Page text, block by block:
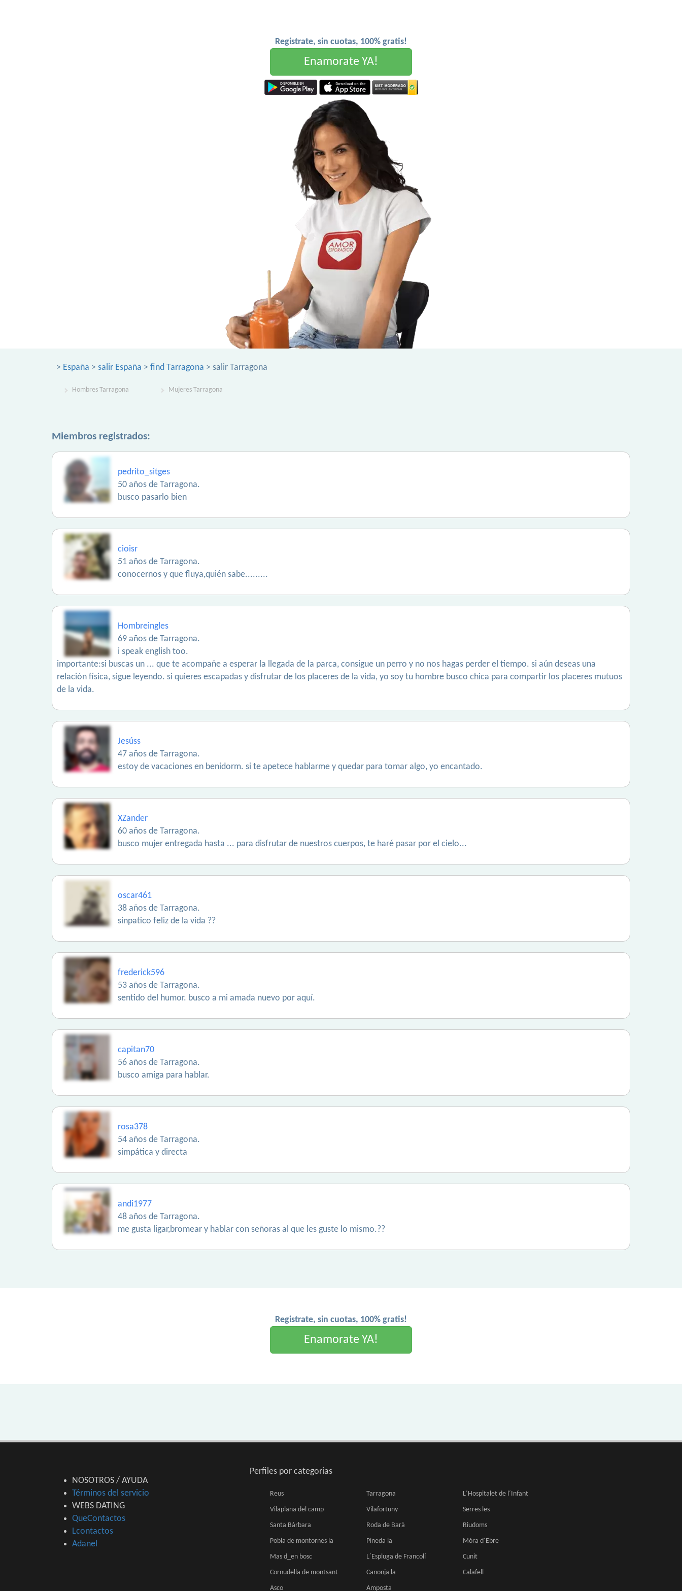
Registrate, sin cuotas, 100% gratis!
Enamorate YA!
> España > salir España > find Tarragona > salir Tarragona
Hombres Tarragona Mujeres Tarragona
Miembros registrados:
pedrito_sitges
50 años de Tarragona.
busco pasarlo bien
cioisr
51 años de Tarragona.
conocernos y que fluya,quién sabe.........
Hombreingles
69 años de Tarragona.
i speak english too.
importante:si buscas un ... que te acompañe a esperar la llegada de la parca, consigue un perro y no nos hagas perder el tiempo. si aún deseas una
relación física, sigue leyendo. si quieres escapadas y disfrutar de los placeres de la vida, yo soy tu hombre busco chica para compartir los placeres mutuos
de la vida.
Jesúss
47 años de Tarragona.
estoy de vacaciones en benidorm. si te apetece hablarme y quedar para tomar algo, yo encantado.
XZander
60 años de Tarragona.
busco mujer entregada hasta ... para disfrutar de nuestros cuerpos, te haré pasar por el cielo...
oscar461
38 años de Tarragona.
sinpatico feliz de la vida ??
frederick596
53 años de Tarragona.
sentido del humor. busco a mi amada nuevo por aquí.
capitan70
56 años de Tarragona.
busco amiga para hablar.
rosa378
54 años de Tarragona.
simpática y directa
andi1977
48 años de Tarragona.
me gusta ligar,bromear y hablar con señoras al que les guste lo mismo.??
Registrate, sin cuotas, 100% gratis!
Enamorate YA!
NOSOTROS / AYUDA
Términos del servicio
WEBS DATING
QueContactos
Lcontactos
Adanel
Perfiles por categorias
Reus Tarragona L´Hospitalet de l´Infant
Vilaplana del camp Vilafortuny Serres les
Santa Bàrbara Roda de Barà Riudoms
Pobla de montornes la Pineda la Móra d´Ebre
Mas d_en bosc L´Espluga de Francolí Cunit
Cornudella de montsant Canonja la Calafell
Asco Amposta